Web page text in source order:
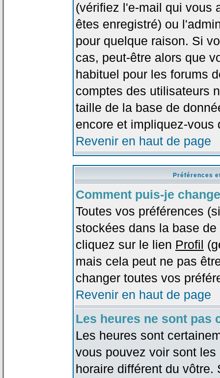
(vérifiez l'e-mail qui vous
êtes enregistré) ou
pour quelque raison. Si
cas, peut-être alors que
habituel pour les forums
comptes des utilisateurs
taille de la base de
encore et impliquez-
Revenir en haut de page
Préférences
Comment puis-je
Toutes vos préférences
stockées dans la base
cliquez sur le lien Profil
mais cela peut ne pas
changer toutes vos
Revenir en haut de page
Les heures ne sont pas
Les heures sont
vous pouvez voir sont
horaire différent du